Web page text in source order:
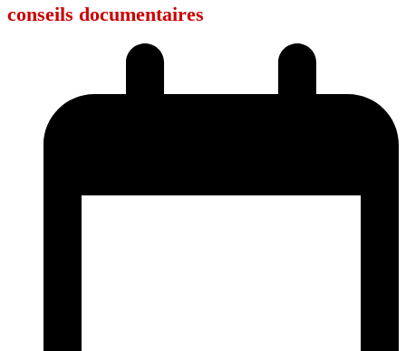
conseils documentaires